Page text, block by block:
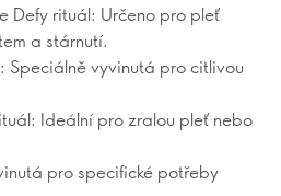
Defy rituál: Určeno pro pleť
a stárnutí.
Speciálně vyvinutá pro citlivou
Ideální pro zralou pleť nebo
pro specifické potřeby